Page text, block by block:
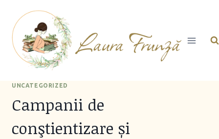
content
UNCATEGORIZED
Campanii de
conştientizare și